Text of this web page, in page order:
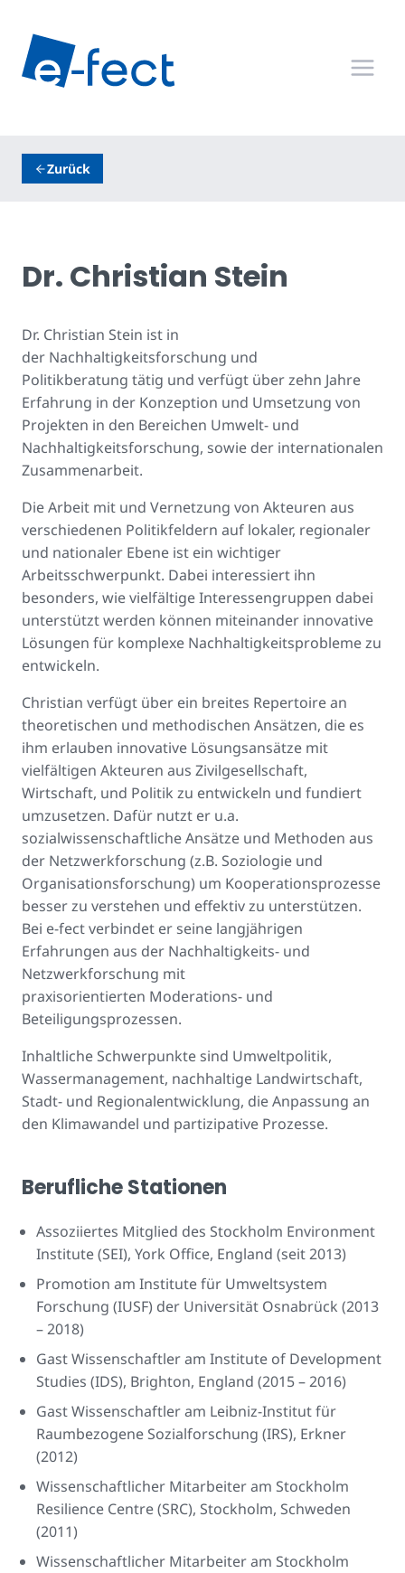
Inhalt
springen
Zurück
Dr. Christian Stein
Dr. Christian Stein ist in
der Nachhaltigkeitsforschung und
Politikberatung tätig und verfügt über zehn Jahre
Erfahrung in der Konzeption und Umsetzung von
Projekten in den Bereichen Umwelt- und
Nachhaltigkeitsforschung, sowie der internationalen
Zusammenarbeit.
Die Arbeit mit und Vernetzung von Akteuren aus
verschiedenen Politikfeldern auf lokaler, regionaler
und nationaler Ebene ist ein wichtiger
Arbeitsschwerpunkt. Dabei interessiert ihn
besonders, wie vielfältige Interessengruppen dabei
unterstützt werden können miteinander innovative
Lösungen für komplexe Nachhaltigkeitsprobleme zu
entwickeln.
Christian verfügt über ein breites Repertoire an
theoretischen und methodischen Ansätzen, die es
ihm erlauben innovative Lösungsansätze mit
vielfältigen Akteuren aus Zivilgesellschaft,
Wirtschaft, und Politik zu entwickeln und fundiert
umzusetzen. Dafür nutzt er u.a.
sozialwissenschaftliche Ansätze und Methoden aus
der Netzwerkforschung (z.B. Soziologie und
Organisationsforschung) um Kooperationsprozesse
besser zu verstehen und effektiv zu unterstützen.
Bei e-fect verbindet er seine langjährigen
Erfahrungen aus der Nachhaltigkeits- und
Netzwerkforschung mit
praxisorientierten Moderations- und
Beteiligungsprozessen.
Inhaltliche Schwerpunkte sind Umweltpolitik,
Wassermanagement, nachhaltige Landwirtschaft,
Stadt- und Regionalentwicklung, die Anpassung an
den Klimawandel und partizipative Prozesse.
Berufliche Stationen
Assoziiertes Mitglied des Stockholm Environment
Institute (SEI), York Office, England (seit 2013)
Promotion am Institute für Umweltsystem
Forschung (IUSF) der Universität Osnabrück (2013
– 2018)
Gast Wissenschaftler am Institute of Development
Studies (IDS), Brighton, England (2015 – 2016)
Gast Wissenschaftler am Leibniz-Institut für
Raumbezogene Sozialforschung (IRS), Erkner
(2012)
Wissenschaftlicher Mitarbeiter am Stockholm
Resilience Centre (SRC), Stockholm, Schweden
(2011)
Wissenschaftlicher Mitarbeiter am Stockholm